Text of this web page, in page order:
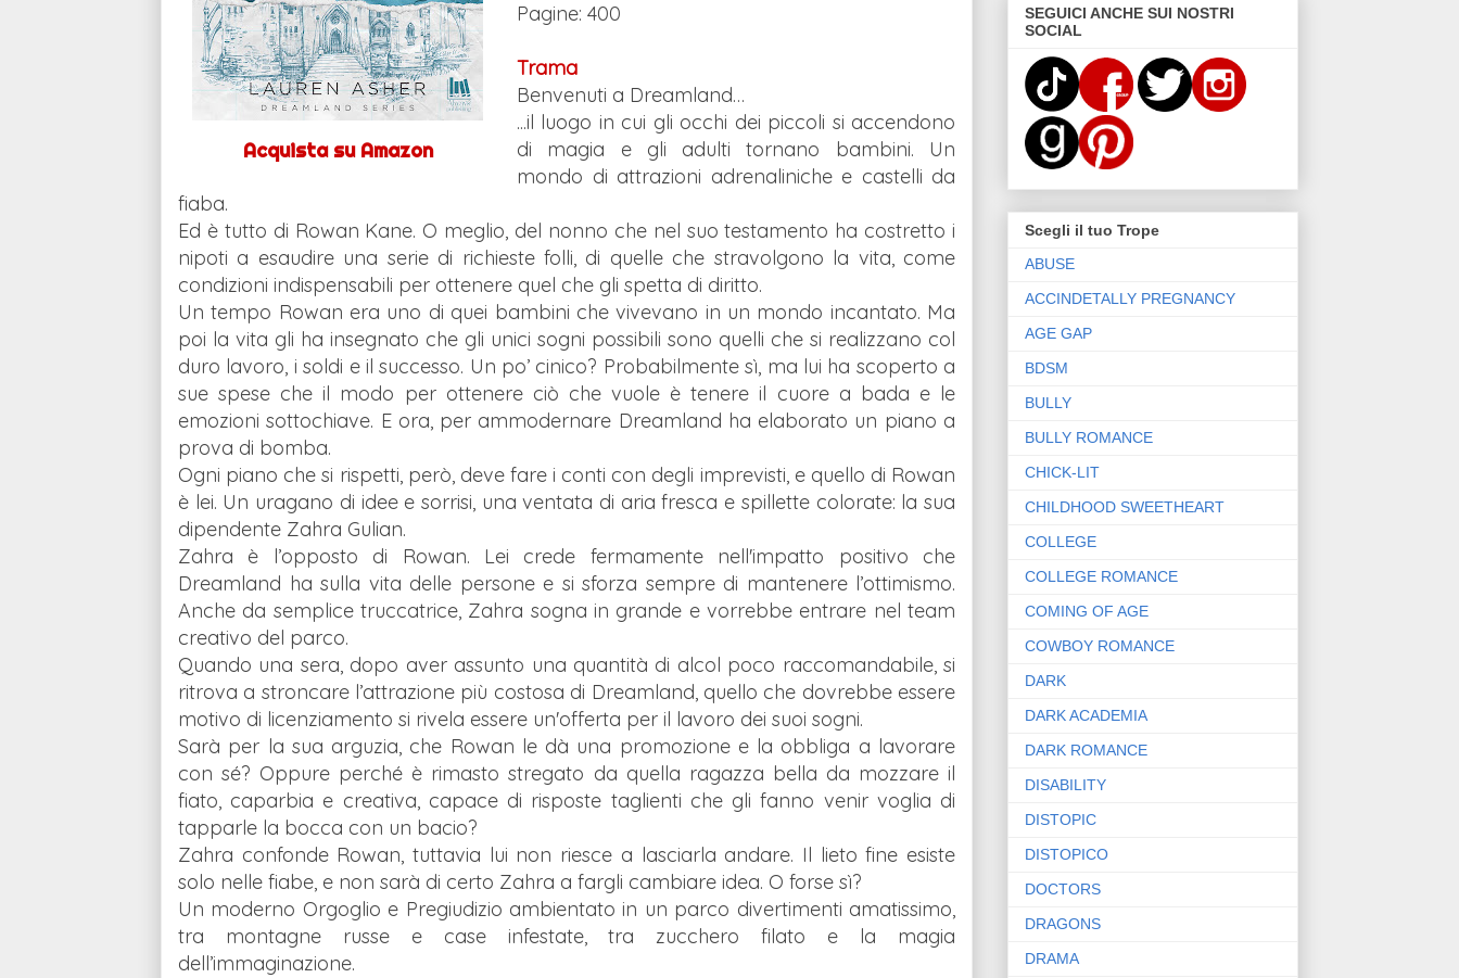
Acquista su Amazon
Pagine: 400
Trama
Benvenuti a Dreamland…
...il luogo in cui gli occhi dei piccoli si accendono
di magia e gli adulti tornano bambini. Un
mondo di attrazioni adrenaliniche e castelli da
fiaba.
Ed è tutto di Rowan Kane. O meglio, del nonno che nel suo testamento ha costretto i
nipoti a esaudire una serie di richieste folli, di quelle che stravolgono la vita, come
condizioni indispensabili per ottenere quel che gli spetta di diritto.
Un tempo Rowan era uno di quei bambini che vivevano in un mondo incantato. Ma
poi la vita gli ha insegnato che gli unici sogni possibili sono quelli che si realizzano col
duro lavoro, i soldi e il successo. Un po’ cinico? Probabilmente sì, ma lui ha scoperto a
sue spese che il modo per ottenere ciò che vuole è tenere il cuore a bada e le
emozioni sottochiave. E ora, per ammodernare Dreamland ha elaborato un piano a
prova di bomba.
Ogni piano che si rispetti, però, deve fare i conti con degli imprevisti, e quello di Rowan
è lei. Un uragano di idee e sorrisi, una ventata di aria fresca e spillette colorate: la sua
dipendente Zahra Gulian.
Zahra è l’opposto di Rowan. Lei crede fermamente nell'impatto positivo che
Dreamland ha sulla vita delle persone e si sforza sempre di mantenere l’ottimismo.
Anche da semplice truccatrice, Zahra sogna in grande e vorrebbe entrare nel team
creativo del parco.
Quando una sera, dopo aver assunto una quantità di alcol poco raccomandabile, si
ritrova a stroncare l’attrazione più costosa di Dreamland, quello che dovrebbe essere
motivo di licenziamento si rivela essere un'offerta per il lavoro dei suoi sogni.
Sarà per la sua arguzia, che Rowan le dà una promozione e la obbliga a lavorare
con sé? Oppure perché è rimasto stregato da quella ragazza bella da mozzare il
fiato, caparbia e creativa, capace di risposte taglienti che gli fanno venir voglia di
tapparle la bocca con un bacio?
Zahra confonde Rowan, tuttavia lui non riesce a lasciarla andare. Il lieto fine esiste
solo nelle fiabe, e non sarà di certo Zahra a fargli cambiare idea. O forse sì?
Un moderno Orgoglio e Pregiudizio ambientato in un parco divertimenti amatissimo,
tra montagne russe e case infestate, tra zucchero filato e la magia
dell’immaginazione.
SEGUICI ANCHE SUI NOSTRI
SOCIAL
Scegli il tuo Trope
ABUSE
ACCINDETALLY PREGNANCY
AGE GAP
BDSM
BULLY
BULLY ROMANCE
CHICK-LIT
CHILDHOOD SWEETHEART
COLLEGE
COLLEGE ROMANCE
COMING OF AGE
COWBOY ROMANCE
DARK
DARK ACADEMIA
DARK ROMANCE
DISABILITY
DISTOPIC
DISTOPICO
DOCTORS
DRAGONS
DRAMA